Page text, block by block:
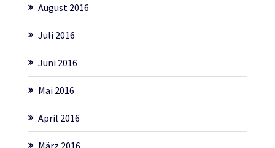
August 2016
Juli 2016
Juni 2016
Mai 2016
April 2016
März 2016